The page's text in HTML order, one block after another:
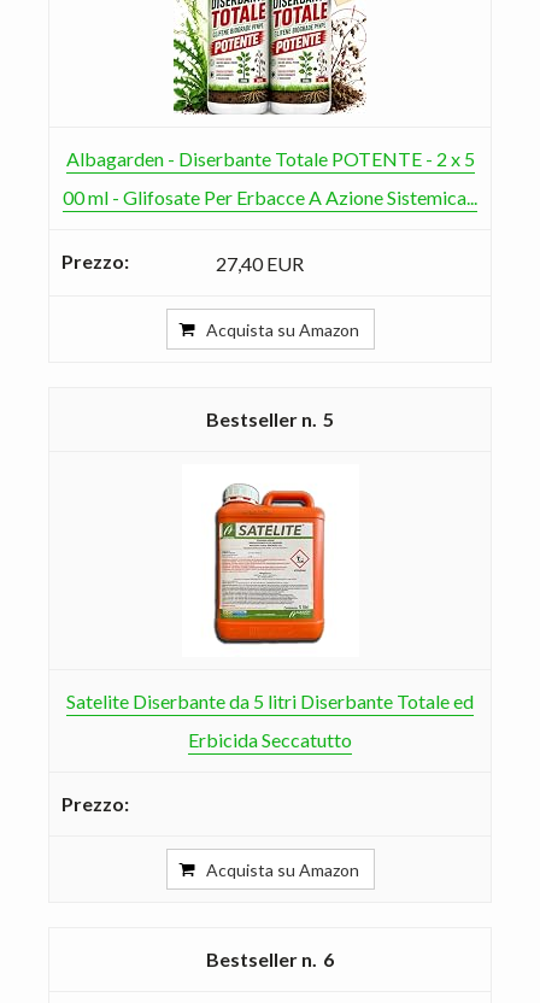
Albagarden - Diserbante Totale POTENTE - 2 x 5
00 ml - Glifosate Per Erbacce A Azione Sistemica...
27,40 EUR
Acquista su Amazon
5
Satelite Diserbante da 5 litri Diserbante Totale ed
Erbicida Seccatutto
Acquista su Amazon
6